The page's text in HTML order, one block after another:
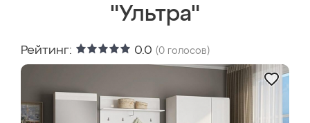
"Ультра"
Рейтинг: 0.0 (0 голосов)